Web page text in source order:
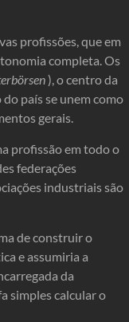
profissões, que em
completa. Os
), o centro da
país se unem como
gerais.
profissão em todo o
federações
industriais são
de construir o
e assumiria a
da
simples calcular o